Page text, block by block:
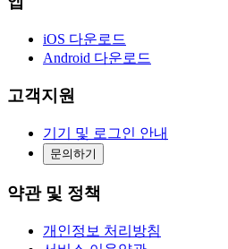
iOS 다운로드
Android 다운로드
고객지원
기기 및 로그인 안내
문의하기
약관 및 정책
개인정보 처리방침